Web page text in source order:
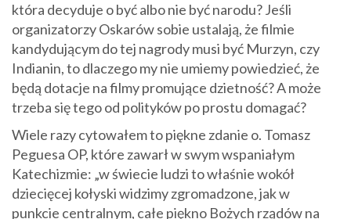
która decyduje o być albo nie być narodu? Jeśli
organizatorzy Oskarów sobie ustalają, że filmie
kandydującym do tej nagrody musi być Murzyn, czy
Indianin, to dlaczego my nie umiemy powiedzieć, że
będą dotacje na filmy promujące dzietność? A może
trzeba się tego od polityków po prostu domagać?
Wiele razy cytowałem to piękne zdanie o. Tomasz
Peguesa OP, które zawarł w swym wspaniałym
Katechizmie: „w świecie ludzi to właśnie wokół
dziecięcej kołyski widzimy zgromadzone, jak w
punkcie centralnym, całe piękno Bożych rządów na